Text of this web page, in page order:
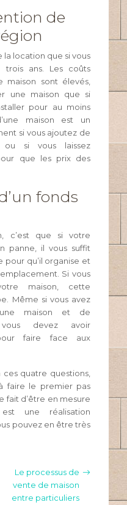
de
la location que si vous
trois ans. Les coûts
maison sont élevés,
une maison que si
pour au moins
maison est un
si vous ajoutez de
si vous laissez
que les prix des
fonds
c’est que si votre
panne, il vous suffit
qu’il organise et
Si vous
maison, cette
Même si vous avez
une maison et de
devez avoir
faire face aux
quatre questions,
faire le premier pas
fait d’être en mesure
une réalisation
pouvez en être très
Le processus de
vente de maison
entre particuliers